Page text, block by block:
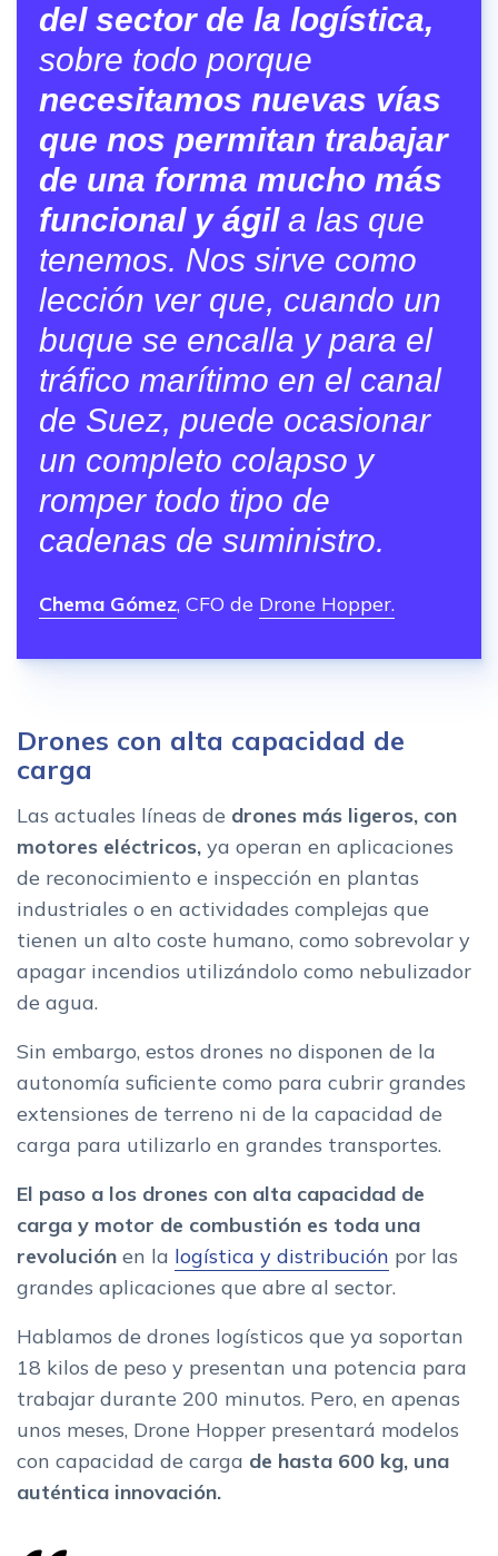
del sector de la logística,
sobre todo porque
necesitamos nuevas vías
que nos permitan trabajar
de una forma mucho más
funcional y ágila las que
tenemos. Nos sirve como
lección ver que, cuando un
buque se encalla y para el
tráfico marítimo en el canal
de Suez, puede ocasionar
un completo colapso y
romper todo tipo de
cadenas de suministro.
Chema Gómez, CFO de Drone Hopper.
Drones con alta capacidad de
carga
Las actuales líneas de drones más ligeros, con
motores eléctricos, ya operan en aplicaciones
de reconocimiento e inspección en plantas
industriales o en actividades complejas que
tienen un alto coste humano, como sobrevolar y
apagar incendios utilizándolo como nebulizador
de agua.
Sin embargo, estos drones no disponen de la
autonomía suficiente como para cubrir grandes
extensiones de terreno ni de la capacidad de
carga para utilizarlo en grandes transportes.
El paso a los drones con alta capacidad de
carga y motor de combustión es toda una
revolución en la logística y distribución por las
grandes aplicaciones que abre al sector.
Hablamos de drones logísticos que ya soportan
18 kilos de peso y presentan una potencia para
trabajar durante 200 minutos. Pero, en apenas
unos meses, Drone Hopper presentará modelos
con capacidad de carga de hasta 600 kg, una
auténtica innovación.